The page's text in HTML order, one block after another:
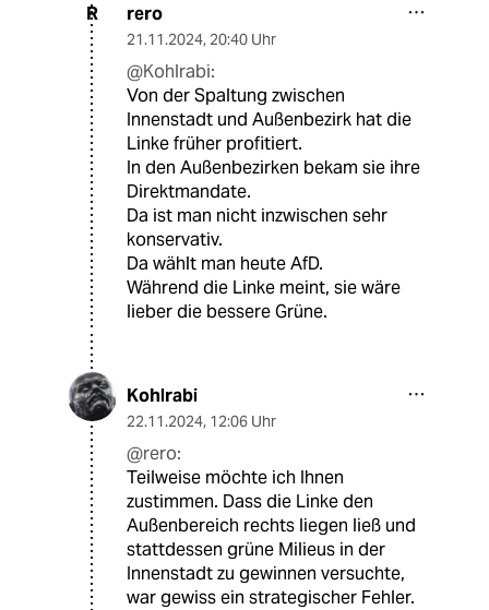
R rero
21.11.2024, 20:40 Uhr
@Kohlrabi:
Von der Spaltung zwischen
Innenstadt und Außenbezirk hat die
Linke früher profitiert.
In den Außenbezirken bekam sie ihre
Direktmandate.
Da ist man nicht inzwischen sehr
konservativ.
Da wählt man heute AfD.
Während die Linke meint, sie wäre
lieber die bessere Grüne.
Kohlrabi
22.11.2024, 12:06 Uhr
@rero:
Teilweise möchte ich Ihnen
zustimmen. Dass die Linke den
Außenbereich rechts liegen ließ und
stattdessen grüne Milieus in der
Innenstadt zu gewinnen versuchte,
war gewiss ein strategischer Fehler.